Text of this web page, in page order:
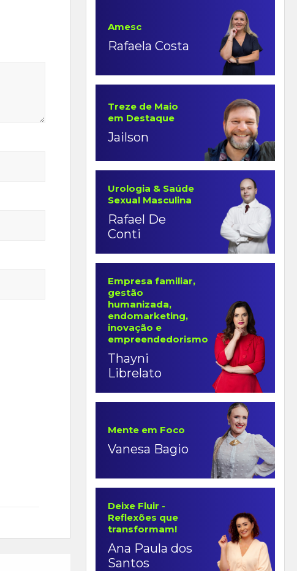
Amesc
Rafaela Costa
Treze de Maio
em Destaque
Jailson
Urologia & Saúde
Sexual Masculina
Rafael De
Conti
Empresa familiar,
gestão
humanizada,
endomarketing,
inovação e
empreendedorismo
Thayni
Librelato
Mente em Foco
Vanesa Bagio
Deixe Fluir -
Reflexões que
transformam!
Ana Paula dos
Santos